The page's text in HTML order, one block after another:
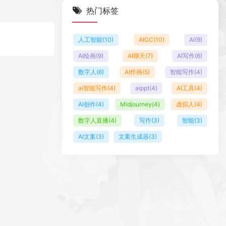
热门标签
人工智能(10) AIGC(10) AI(9)
AI绘画(9) AI聊天(7) AI写作(6)
数字人 (6) AI作画(5) 智能写作(4)
ai智能写作(4) aippt(4) AI工具(4)
AI创作(4) Midjourney(4) 虚拟人 (4)
数字人直播(4) 写作(3) 智能(3)
AI文案(3) 文案生成器(3)